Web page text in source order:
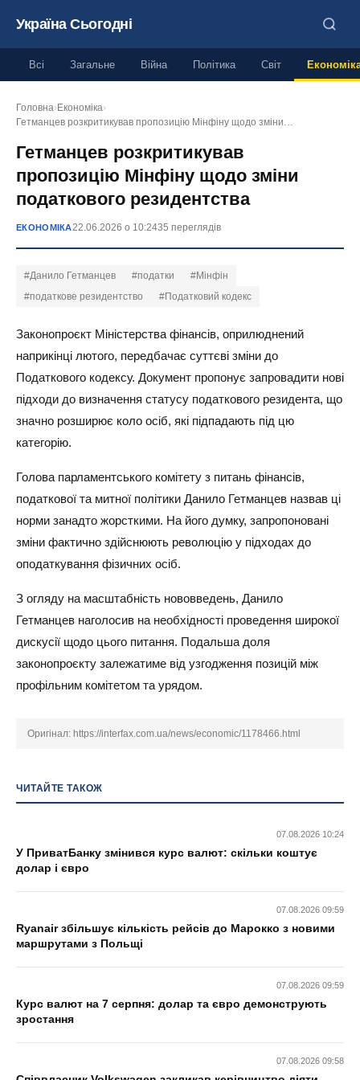
Україна Сьогодні
Всі Загальне Війна Політика Світ
Головна› Економіка›
Гетманцев розкритикував пропозицію Мінфіну щодо зміни…
Гетманцев розкритикував
пропозицію Мінфіну щодо зміни
податкового резидентства
ЕКОНОМІКА22.06.2026 о 10:2435 переглядів
#Данило Гетманцев #податки
#Мінфін
#податкове резидентство
#Податковий кодекс
Законопроєкт Міністерства фінансів, оприлюднений
наприкінці лютого, передбачає суттєві зміни до
Податкового кодексу. Документ пропонує запровадити нові
підходи до визначення статусу податкового резидента, що
значно розширює коло осіб, які підпадають під цю
категорію.
Голова парламентського комітету з питань фінансів,
податкової та митної політики Данило Гетманцев назвав ці
норми занадто жорсткими. На його думку, запропоновані
зміни фактично здійснюють революцію у підходах до
оподаткування фізичних осіб.
З огляду на масштабність нововведень, Данило
Гетманцев наголосив на необхідності проведення широкої
дискусії щодо цього питання. Подальша доля
законопроєкту залежатиме від узгодження позицій між
профільним комітетом та урядом.
Оригінал: https://interfax.com.ua/news/economic/1178466.html
ЧИТАЙТЕ ТАКОЖ
07.08.2026 10:24
У ПриватБанку змінився курс валют: скільки коштує
долар і євро
07.08.2026 09:59
Ryanair збільшує кількість рейсів до Марокко з новими
маршрутами з Польщі
07.08.2026 09:59
Курс валют на 7 серпня: долар та євро демонструють
зростання
07.08.2026 09:58